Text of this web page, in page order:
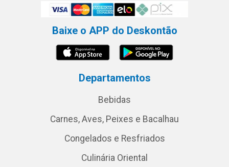
Baixe o APP do Deskontão
Departamentos
Bebidas
Carnes, Aves, Peixes e Bacalhau
Congelados e Resfriados
Culinária Oriental